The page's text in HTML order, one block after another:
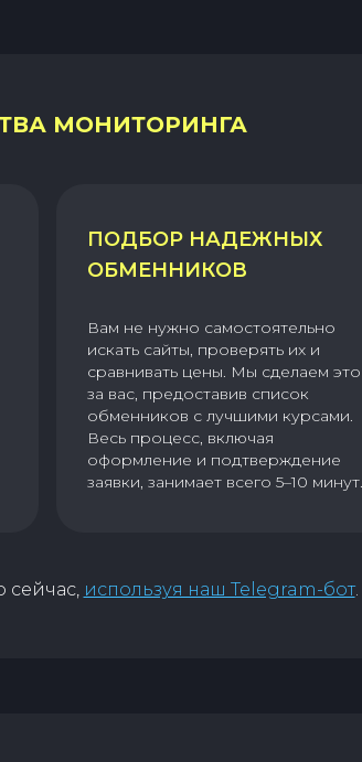
МОНИТОРИНГА
ПОДБОР НАДЕЖНЫХ
ОБМЕННИКОВ
Вам не нужно самостоятельно
искать сайты, проверять их и
сравнивать цены. Мы сделаем это
за вас, предоставив список
обменников с лучшими курсами.
Весь процесс, включая
оформление и подтверждение
заявки, занимает всего 5–10 минут.
используя наш Telegram-бот